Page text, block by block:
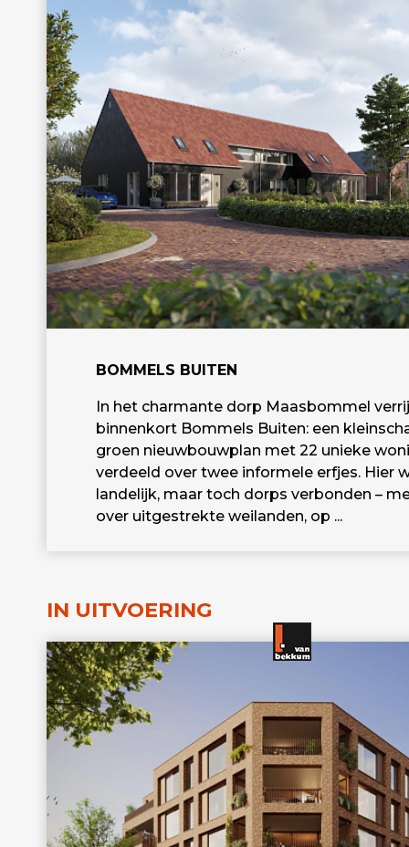
BOMMELS BUITEN
In het charmante dorp Maasbommel
binnenkort Bommels Buiten: een
groen nieuwbouwplan met 22 unieke
verdeeld over twee informele erfjes. Hier
landelijk, maar toch dorps verbonden –
over uitgestrekte weilanden, op ...
IN UITVOERING